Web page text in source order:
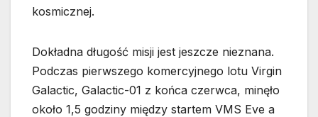
kosmicznej.
Dokładna długość misji jest jeszcze nieznana.
Podczas pierwszego komercyjnego lotu Virgin
Galactic, Galactic-01 z końca czerwca, minęło
około 1,5 godziny między startem VMS Eve a